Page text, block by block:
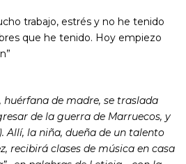
trabajo, estrés y no he tenido
que he tenido. Hoy empiezo
de madre, se traslada
de la guerra de Marruecos, y
Allí, la niña, dueña de un talento
recibirá clases de música en casa